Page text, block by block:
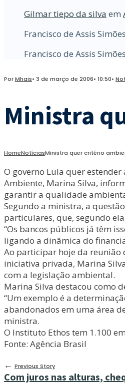
Gilmar tiepo da silva em
Francisco de Assis
Francisco de Assis
PorMhais• 3 de março de 2006• 10:50•
Ministra
HomeNotíciasMinistra quer critério
O governo Lula quer
Ambiente, Marina Silva,
garantir a qualidade
Segundo a ministra, a
particulares, que, segundo
“Os bancos públicos já têm
ligando a dinâmica do
Ao participar hoje da reunião
iniciativa privada, Marina
com a legislação ambiental.
Marina Silva destacou como
“Um exemplo é a
abandonados em uma área
ministra.
O Instituto Ethos tem 1.100
Fonte: Agência Brasil
← Previous Story
Com juros nas alturas,